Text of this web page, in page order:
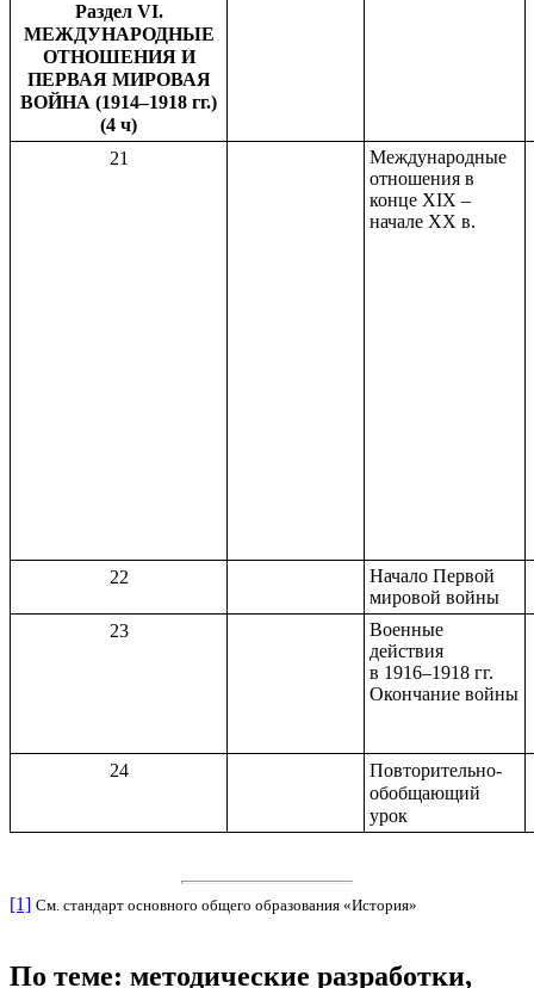
Раздел VI.
МЕЖДУНАРОДНЫЕ
ОТНОШЕНИЯ И
ПЕРВАЯ МИРОВАЯ
ВОЙНА (1914–1918 гг.)
(4 ч)
21
Международные
отношения в
конце XIX –
начале XX в.
22
Начало Первой
мировой войны
23
Военные
действия
в 1916–1918 гг.
Окончание войны
24
Повторительно-
обобщающий
урок
[1] См. стандарт основного общего образования «История»
По теме: методические разработки,